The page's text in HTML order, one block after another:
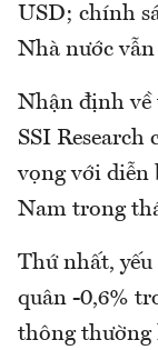
USD; chính
Nhà nước
Nhận định về
SSI Research
vọng với diễn
Nam trong
Thứ nhất,
quân -0,6%
thông thường